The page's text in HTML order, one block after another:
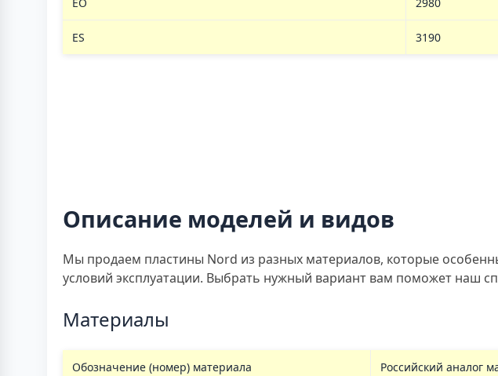
ES 3190
Описание моделей и видов
Мы продаем пластины Nord из разных материалов, которые
условий эксплуатации. Выбрать нужный вариант вам поможет наш
Материалы
Обозначение (номер) материала Российский аналог